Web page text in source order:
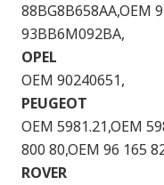
88BG8B658AA,OEM
93BB6M092BA,
OPEL
OEM 90240651,
PEUGEOT
OEM 5981.21,OEM
800 80,OEM 96 165
ROVER